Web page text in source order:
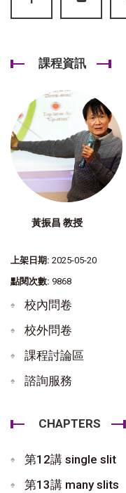
課程資訊
黃振昌 教授
上架日期: 2025-05-20
點閱次數: 9868
校內問卷
校外問卷
課程討論區
諮詢服務
CHAPTERS
第12講 single slit
第13講 many slits